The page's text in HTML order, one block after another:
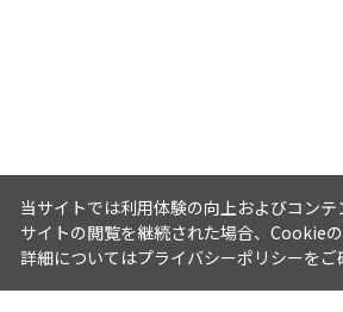
当サイトでは利用体験の向上およびコン
サイトの閲覧を継続された場合、Cookie
詳細についてはプライバシーポリシーをご